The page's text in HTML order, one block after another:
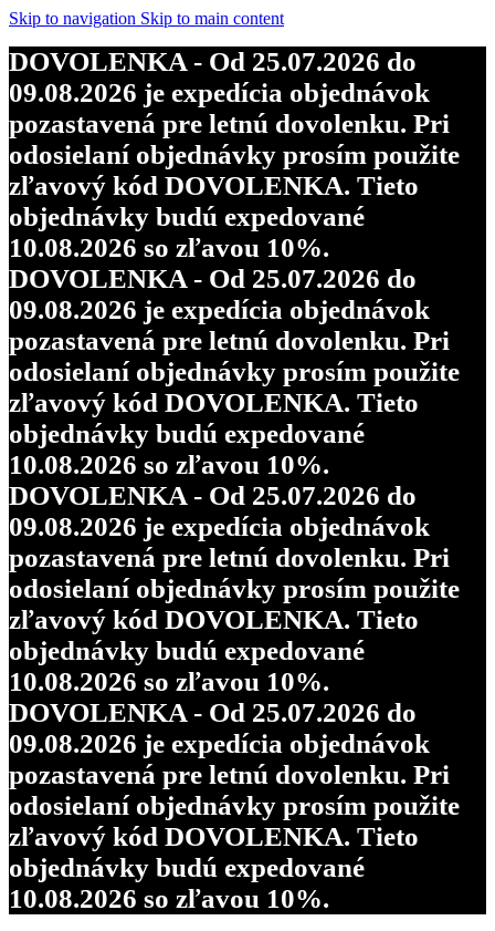
Skip to navigation Skip to main content
DOVOLENKA - Od 25.07.2026 do
09.08.2026 je expedícia objednávok
pozastavená pre letnú dovolenku. Pri
odosielaní objednávky prosím použite
zľavový kód DOVOLENKA. Tieto
objednávky budú expedované
10.08.2026 so zľavou 10%.
DOVOLENKA - Od 25.07.2026 do
09.08.2026 je expedícia objednávok
pozastavená pre letnú dovolenku. Pri
odosielaní objednávky prosím použite
zľavový kód DOVOLENKA. Tieto
objednávky budú expedované
10.08.2026 so zľavou 10%.
DOVOLENKA - Od 25.07.2026 do
09.08.2026 je expedícia objednávok
pozastavená pre letnú dovolenku. Pri
odosielaní objednávky prosím použite
zľavový kód DOVOLENKA. Tieto
objednávky budú expedované
10.08.2026 so zľavou 10%.
DOVOLENKA - Od 25.07.2026 do
09.08.2026 je expedícia objednávok
pozastavená pre letnú dovolenku. Pri
odosielaní objednávky prosím použite
zľavový kód DOVOLENKA. Tieto
objednávky budú expedované
10.08.2026 so zľavou 10%.